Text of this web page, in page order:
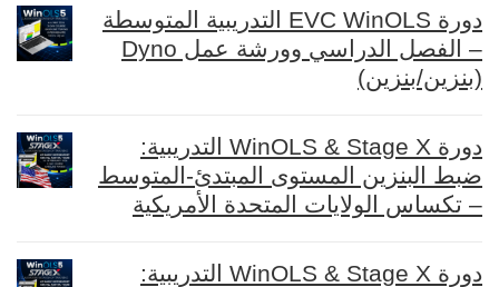
دورة EVC WinOLS التدريبية المتوسطة
– الفصل الدراسي وورشة عمل Dyno
(بنزين/بنزين)
دورة WinOLS & Stage X التدريبية:
ضبط البنزين المستوى المبتدئ-المتوسط
– تكساس الولايات المتحدة الأمريكية
دورة WinOLS & Stage X التدريبية: